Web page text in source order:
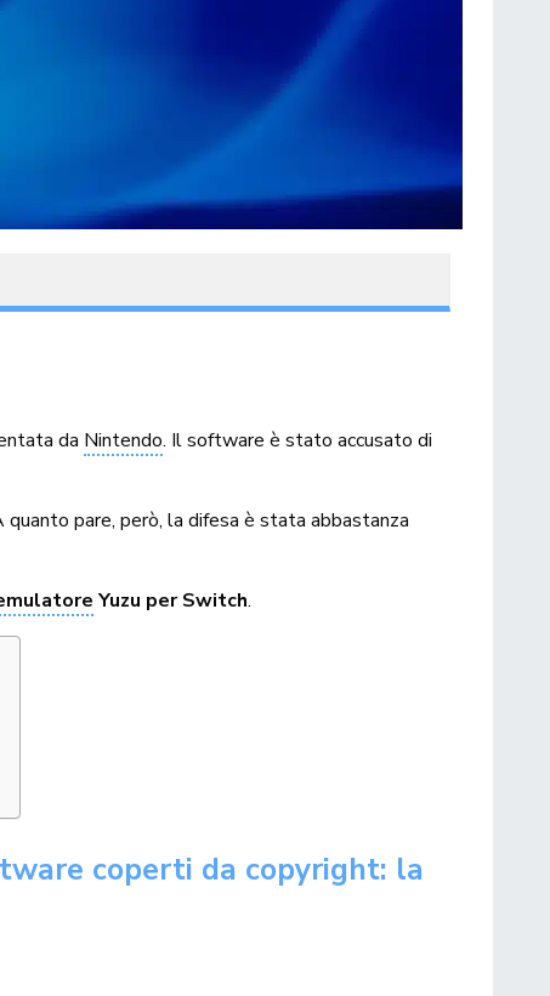
da Nintendo. Il software è stato accusato di
quanto pare, però, la difesa è stata abbastanza
Yuzu per Switch.
coperti da copyright: la